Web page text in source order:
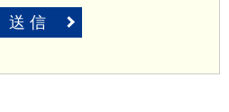
送 信